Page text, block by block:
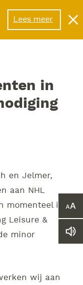
Lees meer
Menu
of
in
en Jelmer,
aan NHL
momenteel in
Leisure &
minor
wij aan